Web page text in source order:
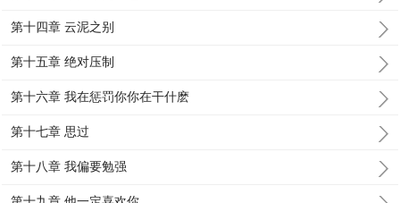
第十四章 云泥之别
第十五章 绝对压制
第十六章 我在惩罚你你在干什麽
第十七章 思过
第十八章 我偏要勉强